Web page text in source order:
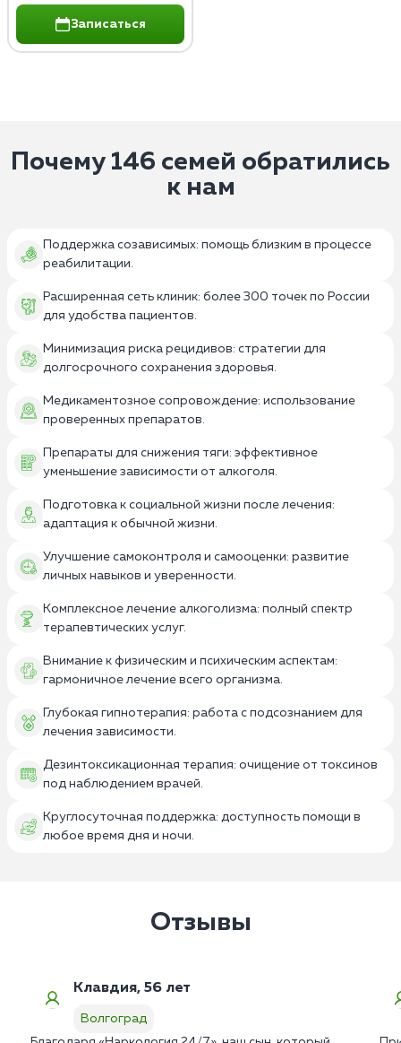
Записаться
Почему 146 семей обратились
к нам
Поддержка созависимых: помощь близким в процессе
реабилитации.
Расширенная сеть клиник: более 300 точек по России
для удобства пациентов.
Минимизация риска рецидивов: стратегии для
долгосрочного сохранения здоровья.
Медикаментозное сопровождение: использование
проверенных препаратов.
Препараты для снижения тяги: эффективное
уменьшение зависимости от алкоголя.
Подготовка к социальной жизни после лечения:
адаптация к обычной жизни.
Улучшение самоконтроля и самооценки: развитие
личных навыков и уверенности.
Комплексное лечение алкоголизма: полный спектр
терапевтических услуг.
Внимание к физическим и психическим аспектам:
гармоничное лечение всего организма.
Глубокая гипнотерапия: работа с подсознанием для
лечения зависимости.
Дезинтоксикационная терапия: очищение от токсинов
под наблюдением врачей.
Круглосуточная поддержка: доступность помощи в
любое время дня и ночи.
Отзывы
Клавдия, 56 лет
Волгоград